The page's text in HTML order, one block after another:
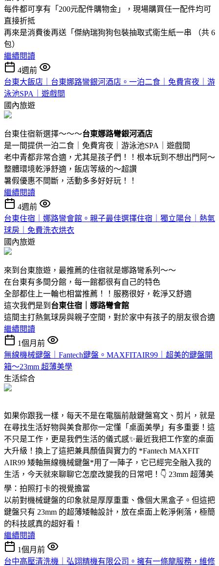
每件都可享有「200元配件購物金」，現場購買任一配件均可
直接折抵
再來是消費後再送「傑納瑞狗狗包裝抽取式衛生紙一串 （共 6
包）
繼續閱讀
4週前
台東大飯店｜台東娜路彎銀河酒店。一泊二食｜免費宵夜｜游
泳池SPA｜遊戲間
國內旅遊
台東住宿新選擇～～～台東娜路彎銀河酒店
是一間提供一泊二食｜免費宵夜｜游泳池SPA｜遊戲間
老中青都非常合適，尤其是孩子們！！根本玩到不想出門阿～
整體環境乾淨舒適，飯店等級的～超讚
暑假優惠不間斷，活動多多好好玩！！
繼續閱讀
4週前
台東住宿｜娜路彎會館。親子最佳選擇住宿｜獨立陽台｜熱氣
球房｜免費洗衣烘衣
國內旅遊
來到台東旅遊，最推薦的住宿就是娜路彎系列～～
在台東有多間分館，每一館都很有自己的特色
全部都住上一輪也相當推薦！！服務很好，乾淨又舒適
這次我們是到 台東住宿｜娜路彎會館
這間主打熱氣球房與親子空間，對於家中有孩子的朋友很合適
繼續閱讀
1個月前
無線機械鍵盤｜Fantech鍵盤。MAXFITAIR99｜超美的鍵盤開
箱～23mm 超薄美學
生活綜合
如果你跟我一樣，每天不是在電腦前敲鍵盤寫文、剪片，就是
在尋找生活好物與美食那你一定懂「桌面美學」有多重要！這
不只是工作，更是我們生活的儀式感✨最近我把工作室的桌面
大升級！換上了這把兼具顏值與實力的 *Fantech MAXFIT
AIR99 矮軸無線機械鍵盤*用了一陣子，它已經完全融入我的
生活，今天就來聊聊它怎麼改變我的日常吧！👇 23mm 超薄美
學：拍照打卡的視覺擔當
以前對機械鍵盤的印象就是厚厚重重、像個大黑盒子。但這把
鍵盤只有 23mm 的超薄矮軸設計，放在桌面上乾淨俐落，極簡
的科技感真的超好看！
繼續閱讀
1個月前
台中高壓清洗機｜弘翊精機有限公司。擁有一條龍服務，維修